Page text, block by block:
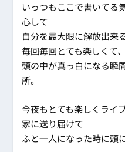
いっつもここで書いてる
心して
自分を最大限に解放出来
毎回毎回とても楽しくて
頭の中が真っ白になる瞬
所。
今夜もとても楽しくライ
家に送り届けて
ふと一人になった時に頭